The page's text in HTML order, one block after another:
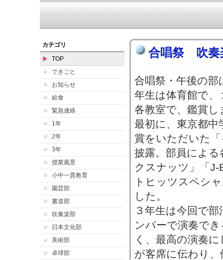
カテゴリ
TOP
できごと
お知らせ
給食
緊急連絡
1年
2年
3年
授業風景
小中一貫教育
園芸部
書道部
吹奏楽部
日本文化部
美術部
卓球部
合唱祭 吹
合唱祭・午後の部
年生は体育館で
各教室で、鑑賞し
最初に、東京都
賞をいただいた
披露。部員によ
クスナッツ」「J-
トヒッツスペシ
した。
３年生は今回で
ンバーで演奏で
く、最高の演奏
が客席に伝わり